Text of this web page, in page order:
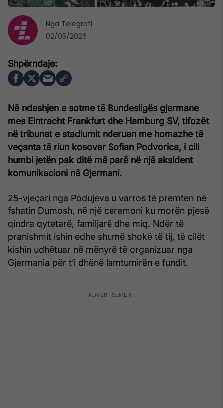
Në ndeshjen e sotme të Bundesligës gjermane
mes Eintracht Frankfurt dhe Hamburg SV, tifozët
në tribunat e stadiumit nderuan me homazhe të
veçanta të riun kosovar Sofian Podvorica, i cili
humbi jetën pak ditë më parë në një aksident
komunikacioni në Gjermani.
25-vjeçari nga Podujeva u varros të premten në
fshatin Dumosh, në një ceremoni ku morën pjesë
qindra qytetarë, familjarë dhe miq. Ndër të
pranishmit ishin edhe shumë shokë të tij, të cilët
kishin udhëtuar në mënyrë të organizuar nga
Gjermania për t’i dhënë lamtumirën e fundit.
Nga Telegrafi
02/05/2026